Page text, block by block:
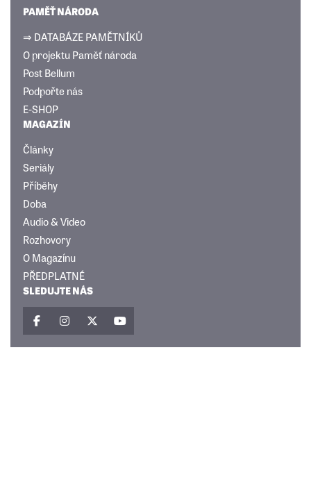
PAMĚŤ NÁRODA
⇒ DATABÁZE PAMĚTNÍKŮ
O projektu Paměť národa
Post Bellum
Podpořte nás
E-SHOP
MAGAZÍN
Články
Seriály
Příběhy
Doba
Audio & Video
Rozhovory
O Magazínu
PŘEDPLATNÉ
SLEDUJTE NÁS